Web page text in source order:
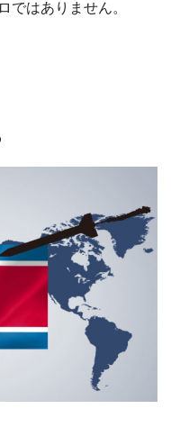
ではありません。